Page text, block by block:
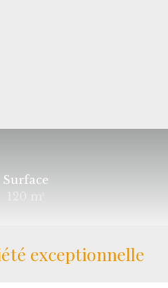
Surface
exceptionnelle